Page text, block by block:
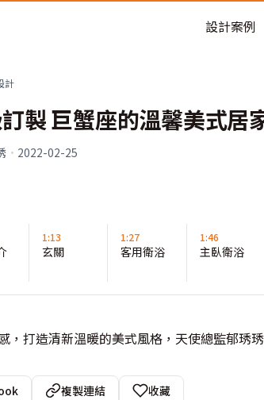
設計案例
計
製 巨蟹座的溫馨美式居
· 2022-02-25
1:13
玄關
1:27
客用衛浴
1:46
主臥衛浴
，打造清新溫暖的美式風格，天使總監郁琇
複製連結
收藏